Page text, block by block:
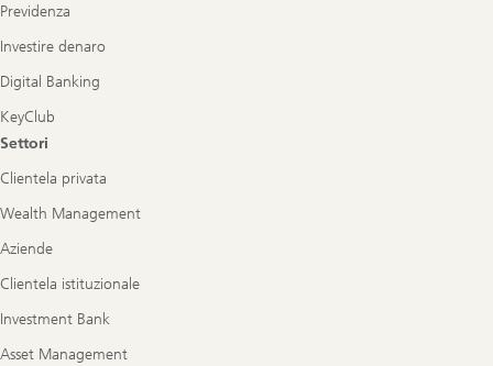
Previdenza
Investire denaro
Digital Banking
KeyClub
Settori
Clientela privata
Wealth Management
Aziende
Clientela istituzionale
Investment Bank
Asset Management